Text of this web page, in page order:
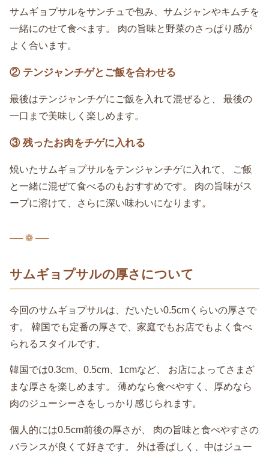
サムギョプサルをサンチュで包み、サムジャンやキムチを
一緒にのせて食べます。 肉の旨味と野菜のさっぱり感が
よく合います。
② テンジャンチゲとご飯を合わせる
最後はテンジャンチゲにご飯を入れて混ぜると、 最後の
一口まで美味しく楽しめます。
③ 残ったお肉をチゲに入れる
焼いたサムギョプサルをテンジャンチゲに入れて、 ご飯
と一緒に混ぜて食べるのもおすすめです。 肉の旨味がス
ープに溶けて、さらに深い味わいになります。
── ❁ ──
サムギョプサルの厚さについて
今回のサムギョプサルは、だいたい0.5cmくらいの厚さで
す。 韓国でも定番の厚さで、家庭でもお店でもよく食べ
られるスタイルです。
韓国では0.3cm、0.5cm、1cmなど、 お店によってさまざ
まな厚さを楽しめます。 薄めなら食べやすく、厚めなら
肉のジューシーさをしっかり感じられます。
個人的には0.5cm前後の厚さが、 肉の旨味と食べやすさの
バランスが良くて好きです。 外は香ばしく、中はジュー